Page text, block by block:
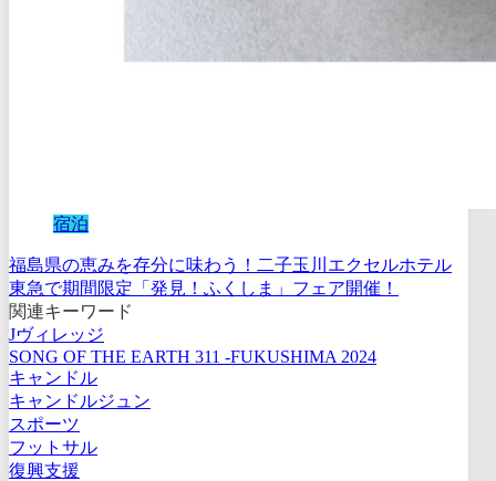
宿泊
福島県の恵みを存分に味わう！二子玉川エクセルホテル
東急で期間限定「発見！ふくしま」フェア開催！
関連キーワード
Jヴィレッジ
SONG OF THE EARTH 311 -FUKUSHIMA 2024
キャンドル
キャンドルジュン
スポーツ
フットサル
復興支援